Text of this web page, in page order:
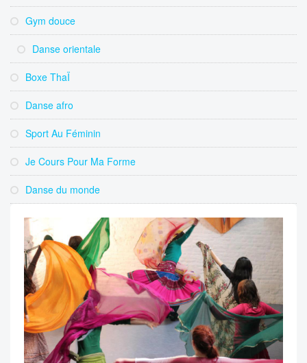
Gym douce
Danse orientale
Boxe ThaÏ
Danse afro
Sport Au Féminin
Je Cours Pour Ma Forme
Danse du monde